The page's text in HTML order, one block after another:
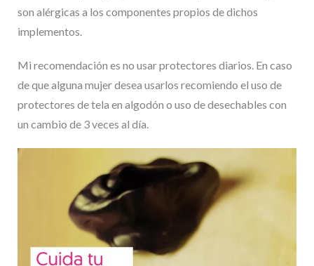
son alérgicas a los componentes propios de dichos
implementos.
Mi recomendación es no usar protectores diarios. En caso
de que alguna mujer desea usarlos recomiendo el uso de
protectores de tela en algodón o uso de desechables con
un cambio de 3 veces al día.